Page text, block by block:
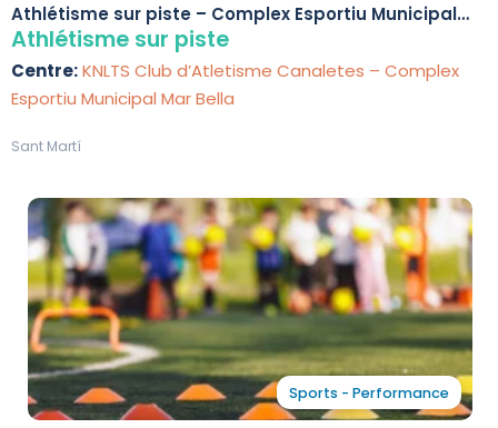
Athlétisme sur piste – Complex Esportiu Municipal
Mar Bella
Athlétisme sur piste
Centre:KNLTS Club d’Atletisme Canaletes – Complex
Esportiu Municipal Mar Bella
Sant Martí
Sports - Performance